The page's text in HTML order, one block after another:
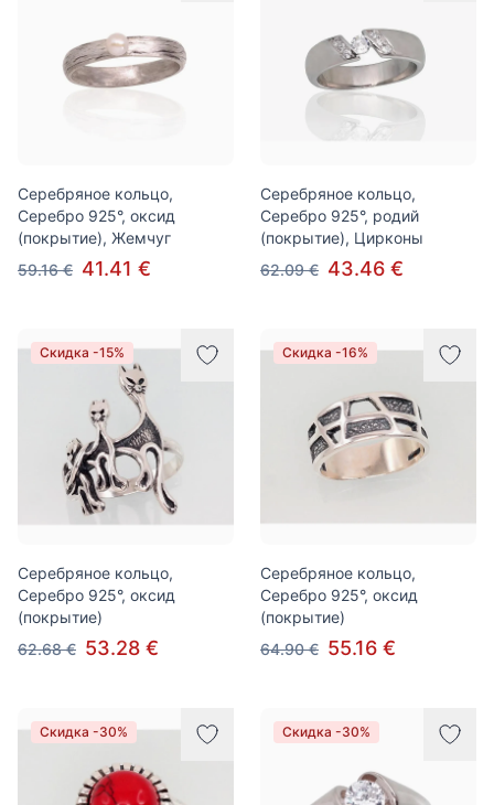
Серебряное кольцо,
Серебро 925°, оксид
(покрытие), Жемчуг
59.16 € 41.41 €
Серебряное кольцо,
Серебро 925°, родий
(покрытие), Цирконы
62.09 € 43.46 €
Скидка -15%
Серебряное кольцо,
Серебро 925°, оксид
(покрытие)
62.68 € 53.28 €
Скидка -16%
Серебряное кольцо,
Серебро 925°, оксид
(покрытие)
64.90 € 55.16 €
Скидка -30% Скидка -30%